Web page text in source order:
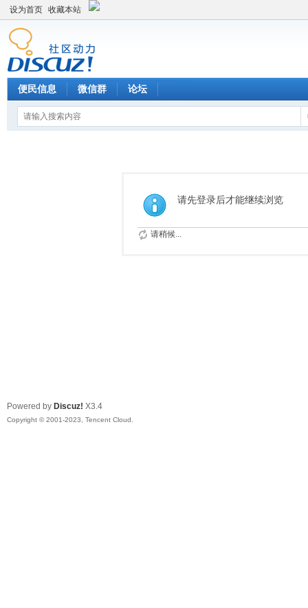
设为首页 收藏本站
便民信息 微信群 论坛
请先登录后才能继续浏览
请稍候...
Powered by Discuz! X3.4
Copyright © 2001-2023, Tencent Cloud.